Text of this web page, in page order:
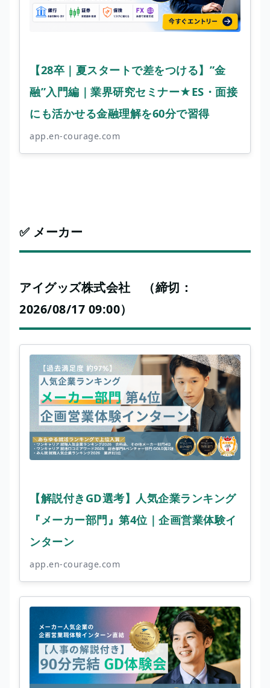
【28卒｜夏スタートで差をつける】”金
融”入門編｜業界研究セミナー★ES・面接
にも活かせる金融理解を60分で習得
app.en-courage.com
✅ メーカー
アイグッズ株式会社 （締切：
2026/08/17 09:00）
【解説付きGD選考】人気企業ランキング
『メーカー部門』第4位｜企画営業体験イ
ンターン
app.en-courage.com